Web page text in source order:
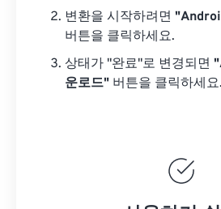
변환을 시작하려면
버튼을 클릭하세요.
상태가 "완료"로 변경되면
운로드" 버튼을 클릭하세요.